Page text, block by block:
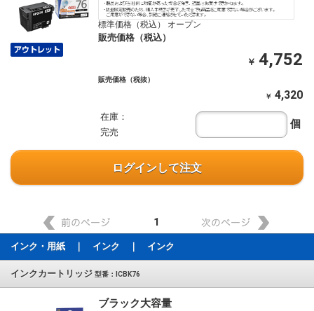
標準価格（税込） オープン
販売価格（税込）
￥ 4,752
販売価格（税抜）
￥ 4,320
在庫：
完売
個
ログインして注文
1
インク・用紙 ｜ インク ｜ インク
インクカートリッジ 型番：ICBK76
ブラック大容量